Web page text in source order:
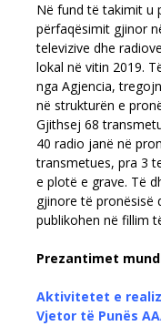
Në fund të takimit u
përfaqësimit gjinor
televizive dhe
lokal në vitin 2019.
nga Agjencia,
në strukturën e
Gjithsej 68
40 radio janë në
transmetues, pra 3
e plotë e grave. Të
gjinore të
publikohen në fillim
Prezantimet
Aktivitetet e
Vjetor të Punës